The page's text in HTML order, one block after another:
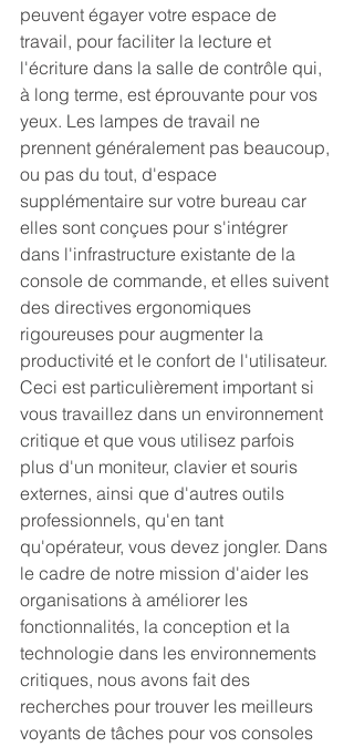
peuvent égayer votre espace de
travail, pour faciliter la lecture et
l'écriture dans la salle de contrôle qui,
à long terme, est éprouvante pour vos
yeux. Les lampes de travail ne
prennent généralement pas beaucoup,
ou pas du tout, d'espace
supplémentaire sur votre bureau car
elles sont conçues pour s'intégrer
dans l'infrastructure existante de la
console de commande, et elles suivent
des directives ergonomiques
rigoureuses pour augmenter la
productivité et le confort de l'utilisateur.
Ceci est particulièrement important si
vous travaillez dans un environnement
critique et que vous utilisez parfois
plus d'un moniteur, clavier et souris
externes, ainsi que d'autres outils
professionnels, qu'en tant
qu'opérateur, vous devez jongler. Dans
le cadre de notre mission d'aider les
organisations à améliorer les
fonctionnalités, la conception et la
technologie dans les environnements
critiques, nous avons fait des
recherches pour trouver les meilleurs
voyants de tâches pour vos consoles